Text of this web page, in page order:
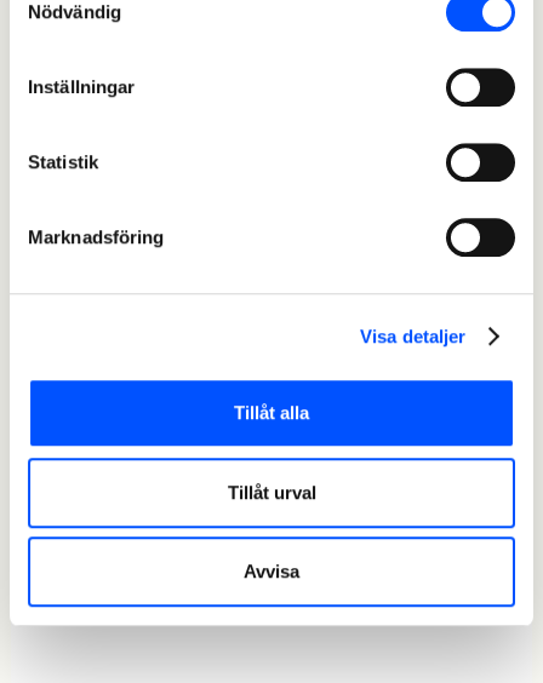
Nödvändig
Inställningar
Statistik
Marknadsföring
Visa detaljer
Tillåt alla
Tillåt urval
Avvisa